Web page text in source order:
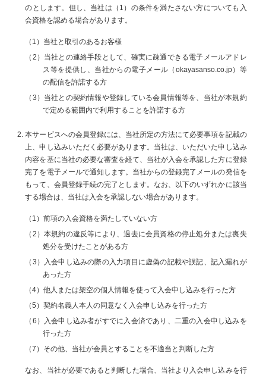
のとします。但し、当社は（1）の条件を満たさない方についても入
会資格を認める場合があります。
（1）当社と取引のあるお客様
（2）当社との連絡手段として、確実に疎通できる電子メールアドレ
ス等を提供し、当社からの電子メール（okayasanso.co.jp）等
の配信を許諾する方
（3）当社との契約情報や登録している会員情報等を、当社が本規約
で定める範囲内で利用することを許諾する方
本サービスへの会員登録には、当社所定の方法にて必要事項を記載の
上、申し込みいただく必要があります。当社は、いただいた申し込み
内容を基に当社の必要な審査を経て、当社が入会を承認した方に登録
完了を電子メールで通知します。当社からの登録完了メールの発信を
もって、会員登録手続の完了とします。なお、以下のいずれかに該当
する場合は、当社は入会を承認しない場合があります。
（1）前項の入会資格を満たしていない方
（2）本規約の違反等により、過去に会員資格の停止処分または喪失
処分を受けたことがある方
（3）入会申し込みの際の入力項目に虚偽の記載や誤記、記入漏れが
あった方
（4）他人または架空の個人情報を使って入会申し込みを行った方
（5）契約名義人本人の同意なく入会申し込みを行った方
（6）入会申し込み者がすでに入会済であり、二重の入会申し込みを
行った方
（7）その他、当社が会員とすることを不適当と判断した方
なお、当社が必要であると判断した場合、当社より入会申し込みを行